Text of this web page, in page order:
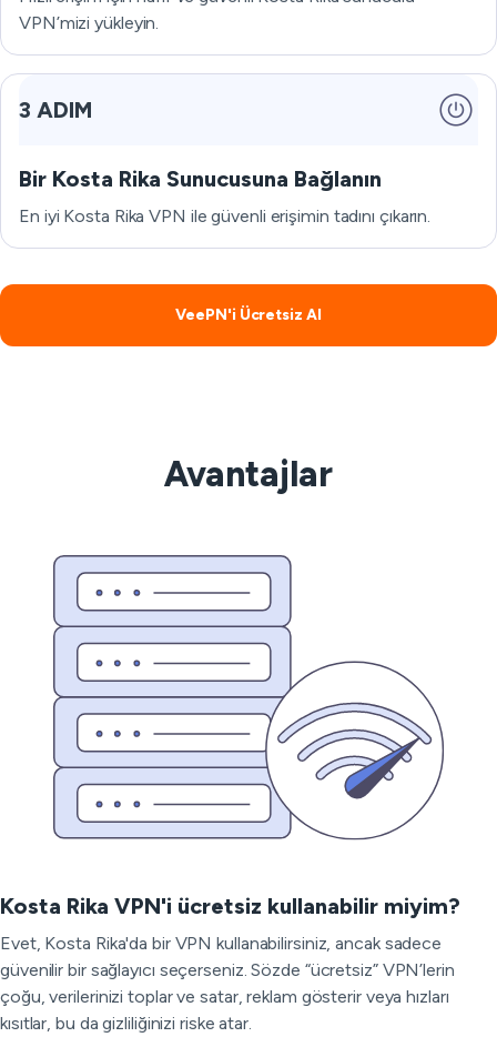
VPN’mizi yükleyin.
3 ADIM
Bir Kosta Rika Sunucusuna Bağlanın
En iyi Kosta Rika VPN ile güvenli erişimin tadını çıkarın.
VeePN'i Ücretsiz Al
Avantajlar
Kosta Rika VPN'i ücretsiz kullanabilir miyim?
Evet, Kosta Rika'da bir VPN kullanabilirsiniz, ancak sadece
güvenilir bir sağlayıcı seçerseniz. Sözde “ücretsiz” VPN’lerin
çoğu, verilerinizi toplar ve satar, reklam gösterir veya hızları
kısıtlar, bu da gizliliğinizi riske atar.